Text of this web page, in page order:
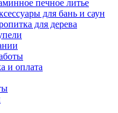
печное литье
для бань и саун
для дерева
и оплата